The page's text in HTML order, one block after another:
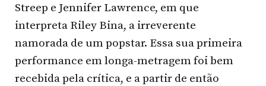
Streep e Jennifer Lawrence, em que
interpreta Riley Bina, a irreverente
namorada de um popstar. Essa sua primeira
performance em longa-metragem foi bem
recebida pela crítica, e a partir de então